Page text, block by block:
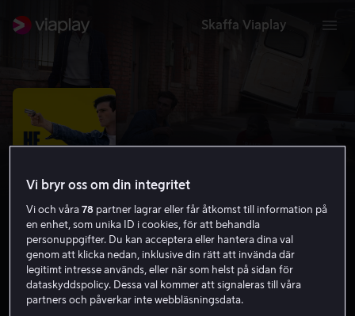
Skaffa Viaplay
He Went That Way
Drama
Vi bryr oss om din integritet
Vi och våra78 partner lagrar eller får åtkomst till information på
en enhet, som unika ID i cookies, för att behandla
personuppgifter. Du kan acceptera eller hantera dina val
genom att klicka nedan, inklusive din rätt att invända där
legitimt intresse används, eller när som helst på sidan för
dataskyddspolicy. Dessa val kommer att signaleras till våra
partners och påverkar inte webbläsningsdata.